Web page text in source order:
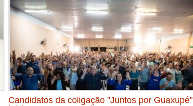
Candidatos da coligação "Juntos por Guaxupé"